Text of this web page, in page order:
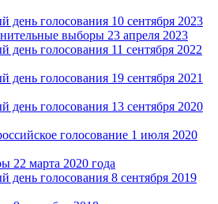
день голосования 10 сентября 2023
выборы 23 апреля 2023
день голосования 11 сентября 2022
день голосования 19 сентября 2021
день голосования 13 сентября 2020
голосование 1 июля 2020
22 марта 2020 года
день голосования 8 сентября 2019